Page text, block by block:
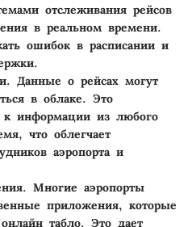
отслеживания рейсов
в реальном времени.
ошибок в расписании и
. Данные о рейсах могут
в облаке. Это
к информации из любого
что облегчает
аэропорта и
. Многие аэропорты
приложения, которые
табло. Это дает